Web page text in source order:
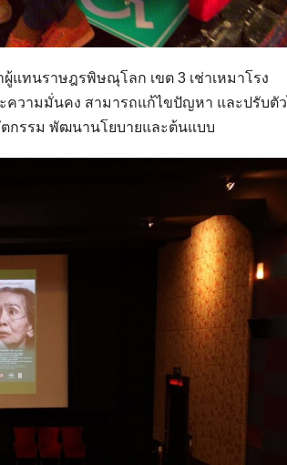
ทนราษฎรพิษณุโลก เขต 3 เช่าเหมาโรง
ความมั่นคง สามารถแก้ไขปัญหา และปรับตั
กรรม พัฒนานโยบายและต้นแบบ